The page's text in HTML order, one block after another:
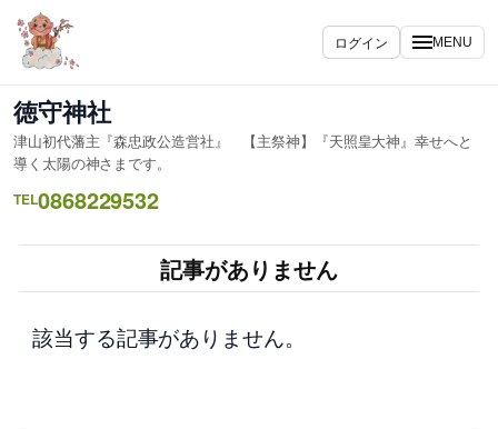
内
容
ス
キ
ッ
プ
ログイン MENU
徳守神社
津山初代藩主『森忠政公造営社』 【主祭神】『天照皇大神』幸せへと
導く太陽の神さまです。
TEL0868229532
記事がありません
該当する記事がありません。